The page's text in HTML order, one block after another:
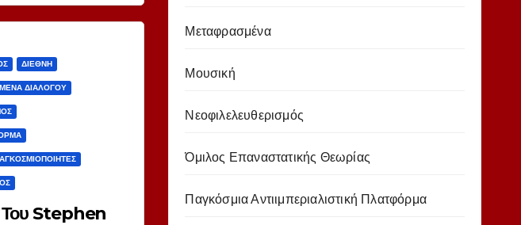
ΔΙΕΘΝΉ
ΔΙΑΛΌΓΟΥ
Του Stephen
Μεταφρασμένα
Μουσική
Νεοφιλελευθερισμός
Όμιλος Επαναστατικής Θεωρίας
Παγκόσμια Αντιιμπεριαλιστική Πλατφόρμα